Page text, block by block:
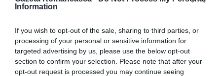
Information
If you wish to opt-out of the sale, sharing to third parties, or
processing of your personal or sensitive information for
targeted advertising by us, please use the below opt-out
section to confirm your selection. Please note that after your
opt-out request is processed you may continue seeing